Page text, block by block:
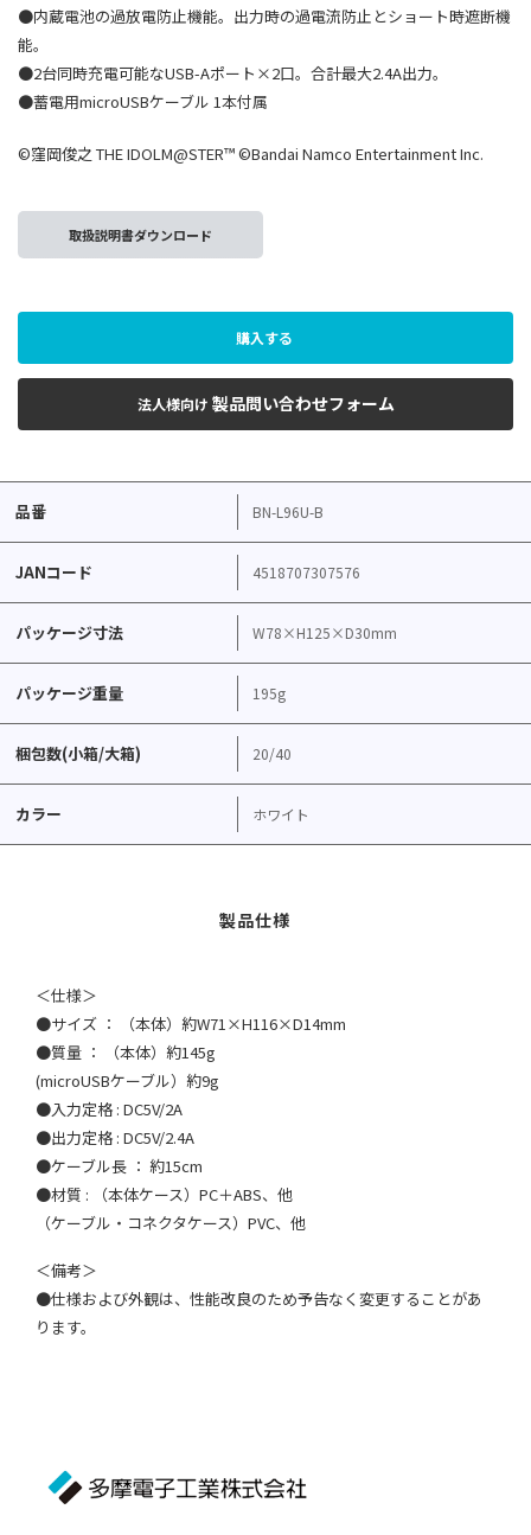
●内蔵電池の過放電防止機能。出力時の過電流防止とショート時遮断機
能。
●2台同時充電可能なUSB-Aポート×2口。合計最大2.4A出力。
●蓄電用microUSBケーブル 1本付属
©窪岡俊之 THE IDOLM@STER™ ©Bandai Namco Entertainment Inc.
取扱説明書ダウンロード
購入する
法人様向け 製品問い合わせフォーム
品番 BN-L96U-B
JANコード 4518707307576
パッケージ寸法 W78×H125×D30mm
パッケージ重量 195g
梱包数(小箱/大箱) 20/40
カラー ホワイト
＜仕様＞
●サイズ ： （本体）約W71×H116×D14mm
●質量 ： （本体）約145g
(microUSBケーブル）約9g
●入力定格 : DC5V/2A
●出力定格 : DC5V/2.4A
●ケーブル長 ： 約15cm
●材質 : （本体ケース）PC＋ABS、他
（ケーブル・コネクタケース）PVC、他
＜備考＞
●仕様および外観は、性能改良のため予告なく変更することがあ
ります。